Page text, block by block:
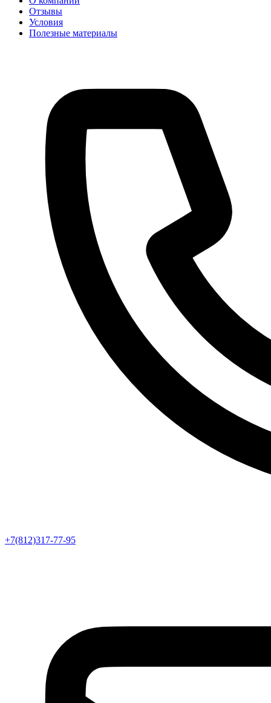
Отзывы
Условия
Полезные материалы
+7(812)317-77-95